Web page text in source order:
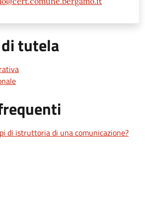
tutela
di istruttoria di una comunicazione?